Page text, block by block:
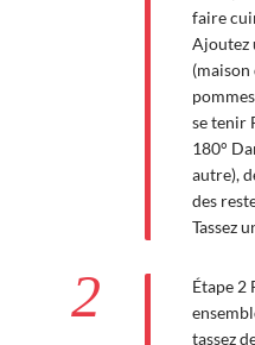
faire
Ajoutez
(maison
se tenir
180°
autre),
des
Tassez
2
Étape 2
tassez